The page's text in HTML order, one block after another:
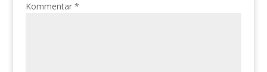
Kommentar *